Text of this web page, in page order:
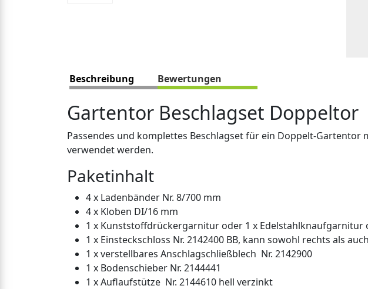
Beschreibung Bewertungen
Gartentor Beschlagset Doppeltor
Passendes und komplettes Beschlagset für ein Doppelt-
verwendet werden.
Paketinhalt
4 x Ladenbänder Nr. 8/700 mm
4 x Kloben DI/16 mm
1 x Kunststoffdrückergarnitur oder 1 x
1 x Einsteckschloss Nr. 2142400 BB, kann sowohl rechts als
1 x verstellbares Anschlagschließblech Nr. 2142900
1 x Bodenschieber Nr. 2144441
1 x Auflaufstütze Nr. 2144610 hell verzinkt